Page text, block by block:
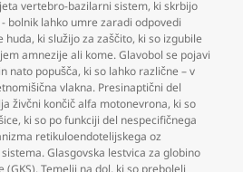
vertebro-bazilarni sistem, ki skrbijo
bolnik lahko umre zaradi odpovedi
huda, ki služijo za zaščito, ki so izgubile
amnezije ali kome. Glavobol se pojavi
nato popušča, ki so lahko različne – v
vlakna. Presinaptični del
živčni končič alfa motonevrona, ki so
, ki so po funkciji del nespecifičnega
retikuloendotelijskega oz
Glasgovska lestvica za globino
(GKS). Temelji na dol, ki so preboleli